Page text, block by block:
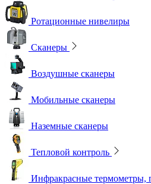
Ротационные нивелиры
Сканеры
Воздушные сканеры
Мобильные сканеры
Наземные сканеры
Тепловой контроль
Инфракрасные термометры,